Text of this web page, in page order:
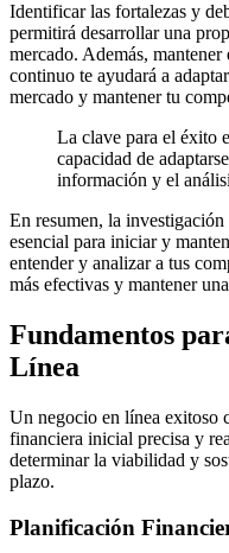
Identificar las fortalezas y
permitirá desarrollar una
mercado. Además,
continuo te ayudará a
mercado y mantener tu
La clave para el éxito en el mercado en línea es la
capacidad de
información y el
En resumen, la
esencial para iniciar y
entender y analizar a tus
más efectivas y mantener
Fundamentos
Línea
Un negocio en línea exitoso
financiera inicial precisa y
determinar la viabilidad y
plazo.
Planificación